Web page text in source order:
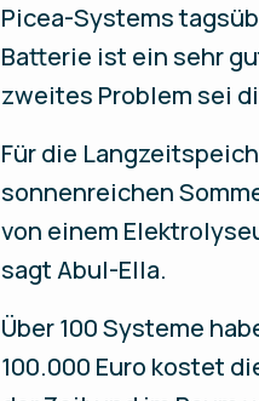
Picea-Systems
Batterie ist ein sehr
zweites Problem sei
Für die
sonnenreichen
von einem
sagt Abul-Ella.
Über 100 Systeme
100.000 Euro kostet